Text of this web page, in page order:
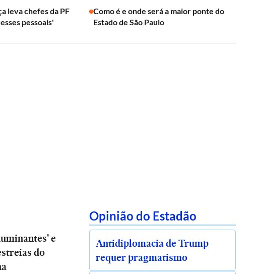
leva chefes da PF
pessoais'
Como é e onde será a maior ponte do
Estado de São Paulo
e
do
Opinião do Estadão
Antidiplomacia de Trump
requer pragmatismo